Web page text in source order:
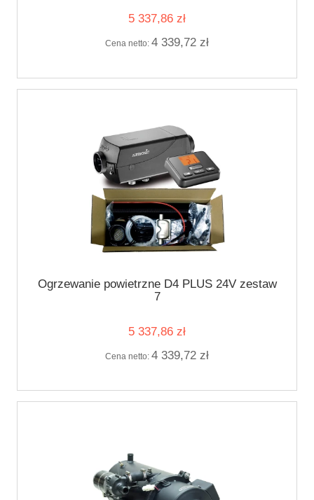
5 337,86 zł
Cena netto: 4 339,72 zł
Ogrzewanie powietrzne D4 PLUS 24V zestaw
7
5 337,86 zł
Cena netto: 4 339,72 zł